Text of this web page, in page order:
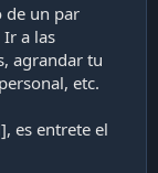
de un par
a las
agrandar tu
etc.
es entrete el